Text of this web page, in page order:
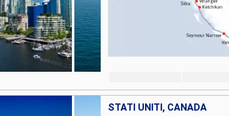
STATI UNITI, CANADA